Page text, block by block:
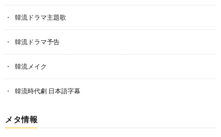
韓流ドラマ主題歌
韓流ドラマ予告
韓流メイク
韓流時代劇 日本語字幕
メタ情報